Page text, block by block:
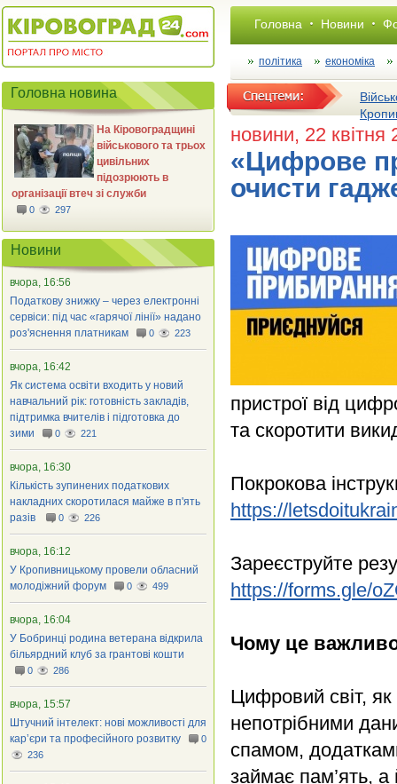
Головна Новини
політика економіка
новини, 22 квітня
«Цифрове
очисти
пристрої від
та скоротити
Покрокова
https://
Зареєструйте
https://forms.gle/
Чому це
Цифровий світ,
непотрібними
спамом,
займає пам’ять,
Головна новина
На Кіровоградщині
військового та трьох
цивільних
підозрюють в
організації втеч зі служби
0 297
Новини
вчора, 16:56
Податкову знижку – через електронні
сервіси: під час «гарячої лінії» надано
роз'яснення платникам
0 223
вчора, 16:42
Як система освіти входить у новий
навчальний рік: готовність закладів,
підтримка вчителів і підготовка до
зими
0 221
вчора, 16:30
Кількість зупинених податкових
накладних скоротилася майже в п'ять
разів
0 226
вчора, 16:12
У Кропивницькому провели обласний
молодіжний форум
0 499
вчора, 16:04
У Бобринці родина ветерана відкрила
більярдний клуб за грантові кошти
0 286
вчора, 15:57
Штучний інтелект: нові можливості для
кар’єри та професійного розвитку
0
236